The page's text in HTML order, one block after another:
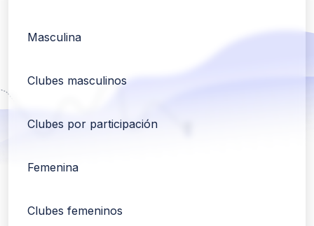
Masculina
Clubes masculinos
Clubes por participación
Femenina
Clubes femeninos